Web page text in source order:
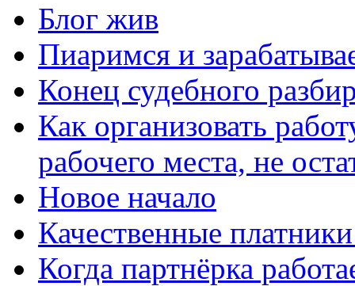
Блог жив
Пиаримся и
Конец судебного
Как организовать
рабочего места, не
Новое начало
Качественные
Когда партнёрка